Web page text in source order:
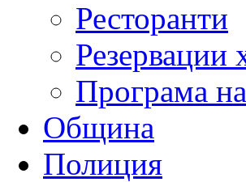
Ресторанти
Резервации
Програма
Община
Полиция